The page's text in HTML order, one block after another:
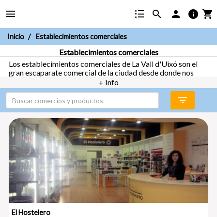
menu format_list_bulleted search person info shopping_cart
Inicio Establecimientos comerciales
Establecimientos comerciales
Los establecimientos comerciales de La Vall d'Uixó son el
gran escaparate comercial de la ciudad desde donde nos
hacen llegar su propuesta de comercio de calidad y
proximidad, plenos de diversidad y a la vez singulares, donde
podréis encontrar todos los productos y servicios que
buscáis. ¡Ahora más cerca que nunca!
+ Info
filter_list
El Hostelero